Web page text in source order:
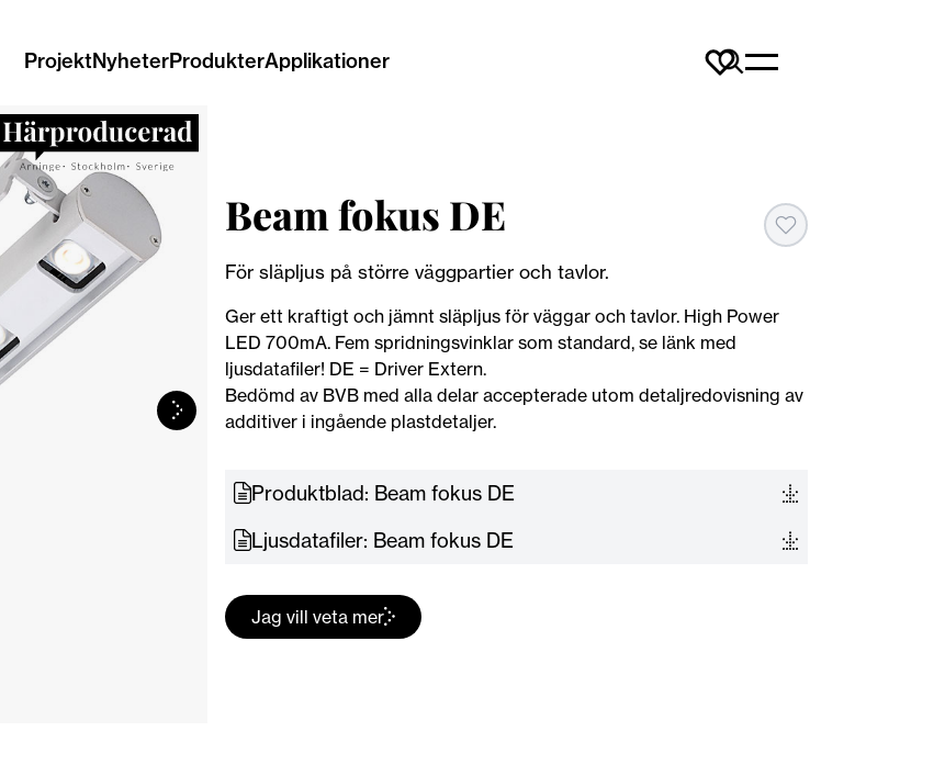
ProjektNyheterProdukterApplikationer
Beam fokus DE
För släpljus på större väggpartier och tavlor.
Ger ett kraftigt och jämnt släpljus för väggar och tavlor. High Power
LED 700mA. Fem spridningsvinklar som standard, se länk med
ljusdatafiler! DE = Driver Extern.
Bedömd av BVB med alla delar accepterade utom detaljredovisning av
additiver i ingående plastdetaljer.
Produktblad: Beam fokus DE
Ljusdatafiler: Beam fokus DE
Jag vill veta mer